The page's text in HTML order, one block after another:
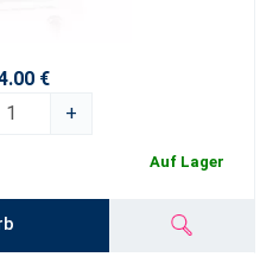
€
+
Auf Lager